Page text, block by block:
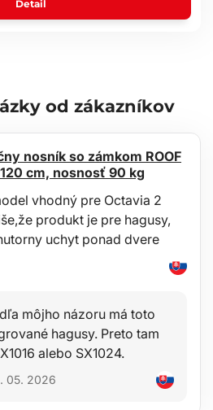
Detail
od zákazníkov
nosník so zámkom ROOF
120 cm, nosnosť 90 kg
vhodný pre Octavia 2
produkt je pre hagusy,
uchyt ponad dvere
môjho názoru má toto
hagusy. Preto tam
alebo SX1024.
05. 2026